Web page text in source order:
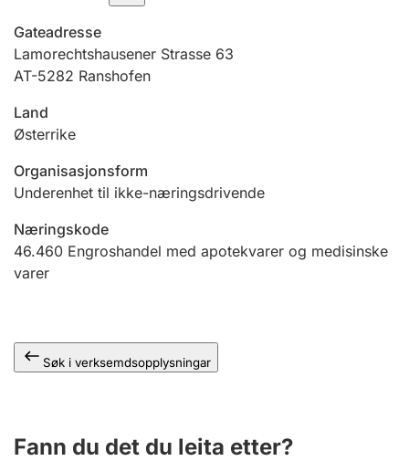
Jeger
Betaling og jegeravgiftskort
Ektepaktrettleiaren
Gateadresse
Lamorechtshausener Strasse 63
AT-5282 Ranshofen
Land
Østerrike
Organisasjonsform
Underenhet til ikke-næringsdrivende
Næringskode
46.460 Engroshandel med apotekvarer og medisinske
varer
Søk i verksemdsopplysningar
Fann du det du leita etter?